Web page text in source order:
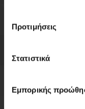
Προτιμήσεις
Στατιστικά
Εμπορικής
Αποδεχτείτε τα
δείτε